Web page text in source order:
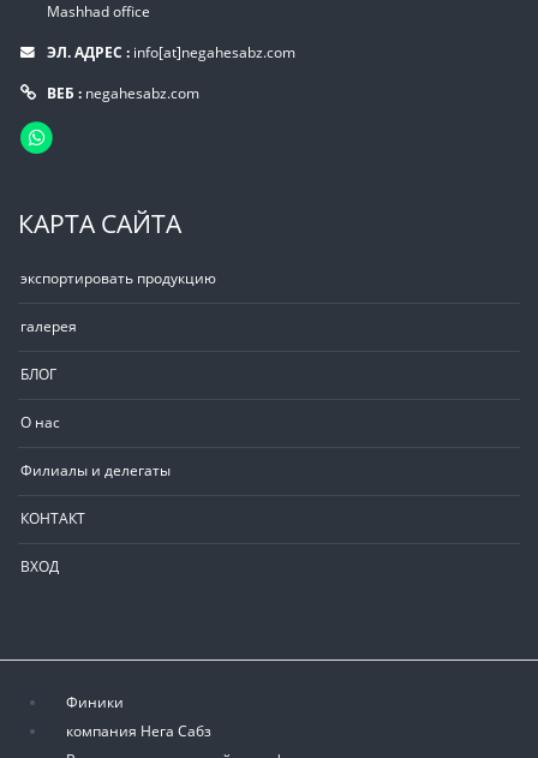
Mashhad office
ЭЛ. АДРЕС : info[at]negahesabz.com
ВЕБ : negahesabz.com
КАРТА САЙТА
экспортировать продукцию
галерея
БЛОГ
О нас
Филиалы и делегаты
КОНТАКТ
ВХОД
Финики
компания Нега Сабз